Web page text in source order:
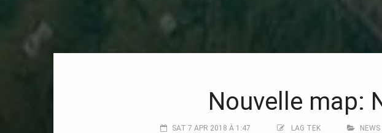
Nouvelle map:
SAT 7 APR 2018 À 1:47 LAG TEK NEWS